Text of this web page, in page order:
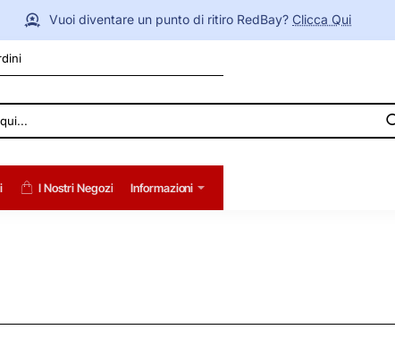
Vuoi diventare un punto di ritiro RedBay? Clicca Qui
I Nostri Negozi Informazioni